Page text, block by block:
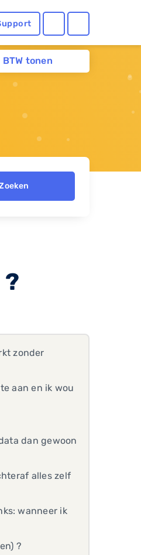
BTW tonen
zonder
aan en ik wou
dan gewoon
alles zelf
wanneer ik
?